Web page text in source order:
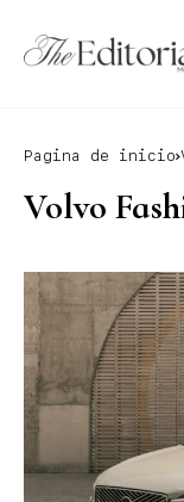
Pagina de inicio
Volvo